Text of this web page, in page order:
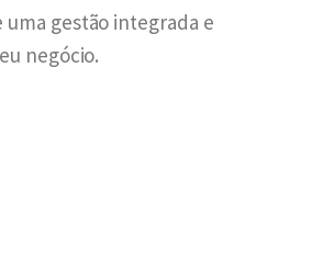
uma gestão integrada e
negócio.